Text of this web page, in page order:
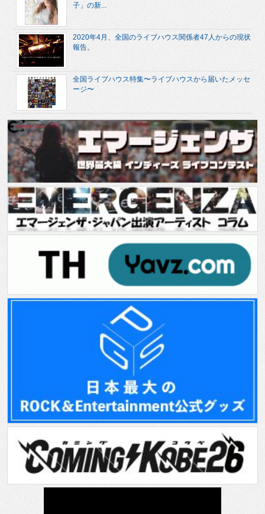
子」の新...
2020年4月、全国のライブハウス関係者47人からの現状
報告。
全国ライブハウス特集〜ライブハウスから届いたメッセ
ージ〜